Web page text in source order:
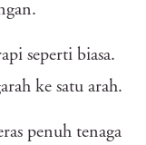
seperti biasa.
ke satu arah.
penuh tenaga